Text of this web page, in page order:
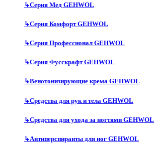
↳Серия Мед GEHWOL
↳Серия Комфорт GEHWOL
↳Серия Профессионал GEHWOL
↳Серия Фусскрафт GEHWOL
↳Венотонизирующие крема GEHWOL
↳Средства для рук и тела GEHWOL
↳Средства для ухода за ногтями GEHWOL
↳Антиперспиранты для ног GEHWOL